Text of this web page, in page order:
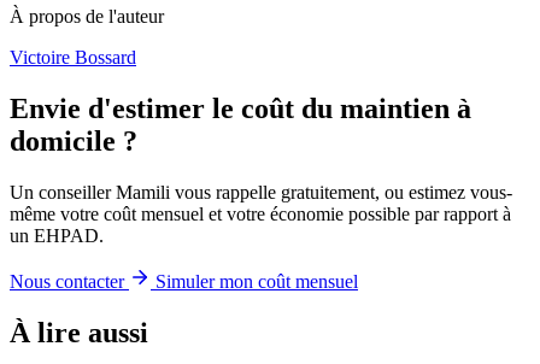
À propos de l'auteur
Victoire Bossard
Envie d'estimer le coût du maintien à
domicile ?
Un conseiller Mamili vous rappelle gratuitement, ou estimez vous-
même votre coût mensuel et votre économie possible par rapport à
un EHPAD.
Nous contacter Simuler mon coût mensuel
À lire aussi